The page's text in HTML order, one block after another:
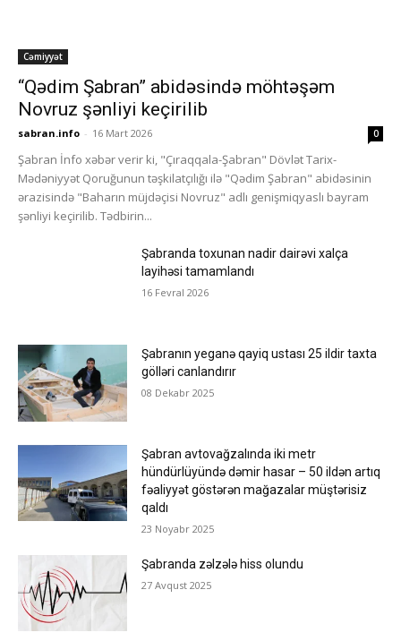
Cəmiyyət
“Qədim Şabran” abidəsində möhtəşəm
Novruz şənliyi keçirilib
sabran.info - 16 Mart 2026 0
Şabran İnfo xəbər verir ki, "Çıraqqala-Şabran" Dövlət Tarix-
Mədəniyyət Qoruğunun təşkilatçılığı ilə "Qədim Şabran" abidəsinin
ərazisində "Baharın müjdəçisi Novruz" adlı genişmiqyaslı bayram
şənliyi keçirilib. Tədbirin...
Şabranda toxunan nadir dairəvi xalça
layihəsi tamamlandı
16 Fevral 2026
Şabranın yeganə qayiq ustası 25 ildir taxta
gölləri canlandırır
08 Dekabr 2025
Şabran avtovağzalında iki metr
hündürlüyündə dəmir hasar – 50 ildən artıq
fəaliyyət göstərən mağazalar müştərisiz
qaldı
23 Noyabr 2025
Şabranda zəlzələ hiss olundu
27 Avqust 2025